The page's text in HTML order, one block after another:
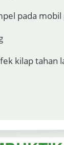
pada
kilap tahan